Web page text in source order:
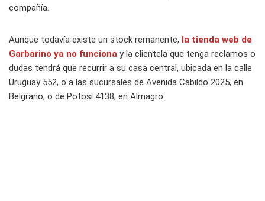
compañía.
Aunque todavía existe un stock remanente, la tienda web de
Garbarino ya no funciona y la clientela que tenga reclamos o
dudas tendrá que recurrir a su casa central, ubicada en la calle
Uruguay 552, o a las sucursales de Avenida Cabildo 2025, en
Belgrano, o de Potosí 4138, en Almagro.